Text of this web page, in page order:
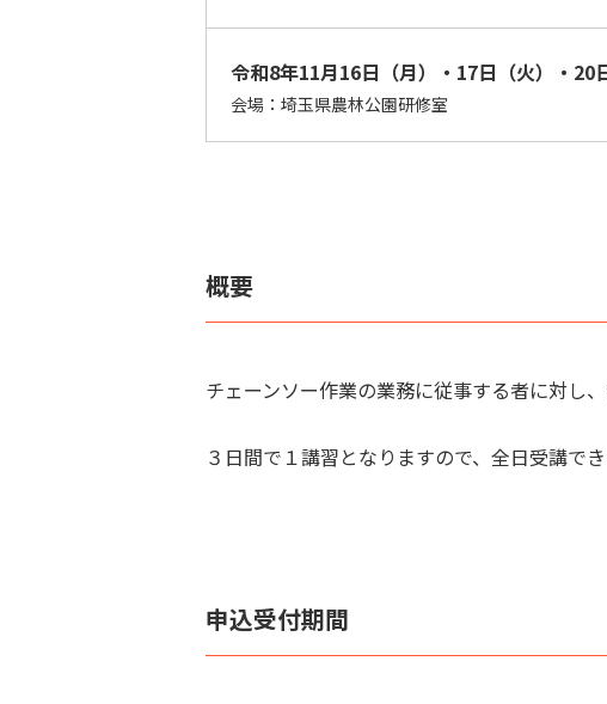
令和8年11月16日（月）・17日（火）・20
会場：埼玉県農林公園研修室
概要
チェーンソー作業の業務に従事する者に対し
３日間で１講習となりますので、全日受講で
申込受付期間